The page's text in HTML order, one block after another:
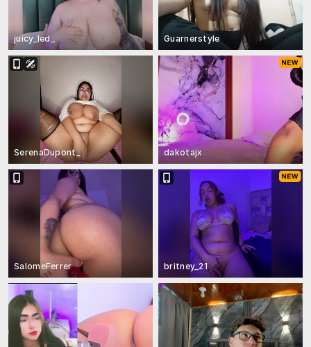
juicy_led_ Guarnerstyle
SerenaDupont_ dakotajx
SalomeFerrer britney_21